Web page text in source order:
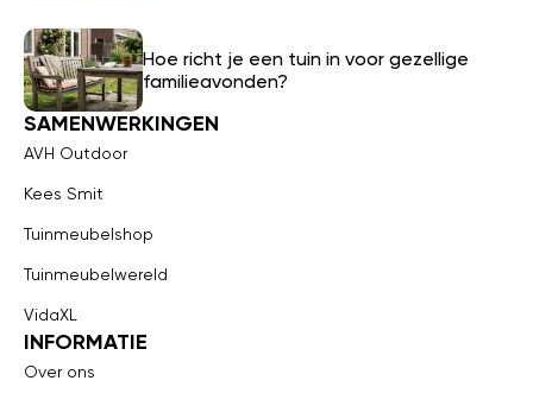
Hoe richt je een tuin in voor gezellige
familieavonden?
SAMENWERKINGEN
AVH Outdoor
Kees Smit
Tuinmeubelshop
Tuinmeubelwereld
VidaXL
INFORMATIE
Over ons